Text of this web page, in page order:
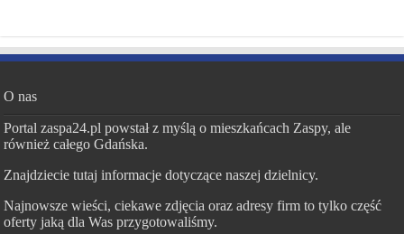
O nas
Portal zaspa24.pl powstał z myślą o mieszkańcach Zaspy, ale
również całego Gdańska.
Znajdziecie tutaj informacje dotyczące naszej dzielnicy.
Najnowsze wieści, ciekawe zdjęcia oraz adresy firm to tylko część
oferty jaką dla Was przygotowaliśmy.